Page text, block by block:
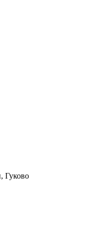
Гуково